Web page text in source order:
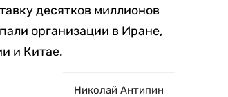
десятков миллионов
организации в Иране,
и Китае.
Николай Антипин